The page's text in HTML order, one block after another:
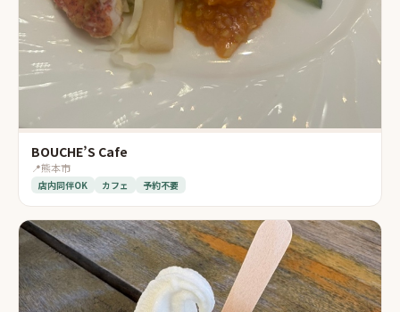
BOUCHE’S Cafe
📍熊本市
店内同伴OK カフェ 予約不要